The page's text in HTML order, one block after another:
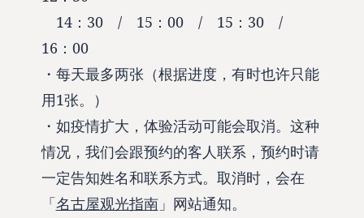
14：30 / 15：00 / 15：30 /
16：00
・每天最多两张（根据进度，有时也许只能
用1张。）
・如疫情扩大，体验活动可能会取消。这种
情况，我们会跟预约的客人联系，预约时请
一定告知姓名和联系方式。取消时，会在
「名古屋观光指南」网站通知。